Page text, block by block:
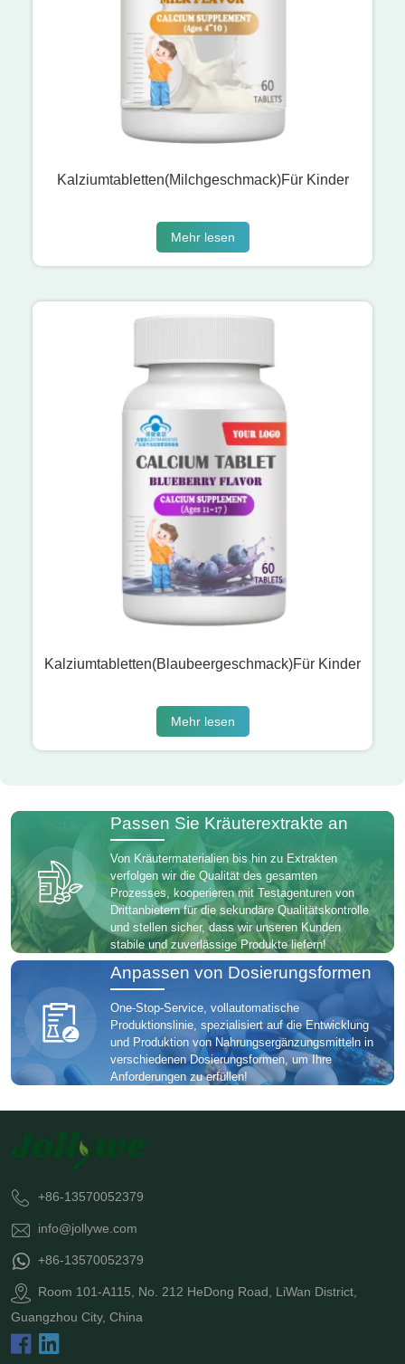
Kalziumtabletten(Milchgeschmack)Für Kinder
Mehr lesen
Kalziumtabletten(Blaubeergeschmack)Für Kinder
Mehr lesen
Passen Sie Kräuterextrakte an
Von Kräutermaterialien bis hin zu Extrakten
verfolgen wir die Qualität des gesamten
Prozesses, kooperieren mit Testagenturen von
Drittanbietern für die sekundäre Qualitätskontrolle
und stellen sicher, dass wir unseren Kunden
stabile und zuverlässige Produkte liefern!
Anpassen von Dosierungsformen
One-Stop-Service, vollautomatische
Produktionslinie, spezialisiert auf die Entwicklung
und Produktion von Nahrungsergänzungsmitteln in
verschiedenen Dosierungsformen, um Ihre
Anforderungen zu erfüllen!
+86-13570052379
info@jollywe.com
+86-13570052379
Room 101-A115, No. 212 HeDong Road, LiWan District,
Guangzhou City, China